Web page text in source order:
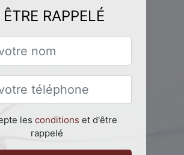
RAPPELÉ
les conditions et d'être
rappelé